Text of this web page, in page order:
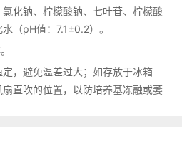
化钠、柠檬酸钠、七叶苷、柠檬酸
（pH值：7.1±0.2）。
，避免温差过大；如存放于冰箱
直吹的位置，以防培养基冻融或萎